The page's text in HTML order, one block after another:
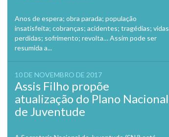
Anos de espera; obra parada; população
insatisfeita; cobranças; acidentes; tragédias; vidas
perdidas; sofrimento; revolta… Assim pode ser
resumida a...
10 DE NOVEMBRO DE 2017
Assis Filho propõe
atualização do Plano Nacional
de Juventude